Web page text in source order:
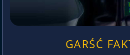
GARŚĆ